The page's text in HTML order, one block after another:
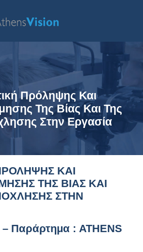
Πρόληψης Και
Της Βίας Και Της
Στην Εργασία
ΚΑΙ
ΤΗΣ ΒΙΑΣ ΚΑΙ
ΣΤΗΝ
– Παράρτημα : ATHENS